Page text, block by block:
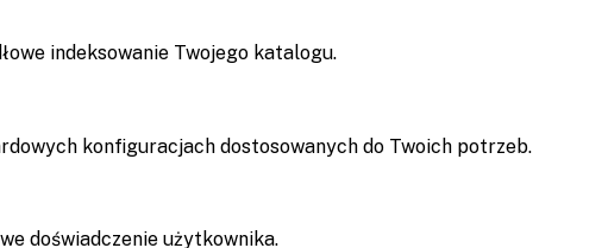
indeksowanie Twojego katalogu.
konfiguracjach dostosowanych do Twoich potrzeb.
doświadczenie użytkownika.